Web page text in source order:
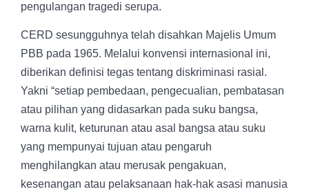
pengulangan tragedi serupa.
CERD sesungguhnya telah disahkan Majelis Umum
PBB pada 1965. Melalui konvensi internasional ini,
diberikan definisi tegas tentang diskriminasi rasial.
Yakni “setiap pembedaan, pengecualian, pembatasan
atau pilihan yang didasarkan pada suku bangsa,
warna kulit, keturunan atau asal bangsa atau suku
yang mempunyai tujuan atau pengaruh
menghilangkan atau merusak pengakuan,
kesenangan atau pelaksanaan hak-hak asasi manusia